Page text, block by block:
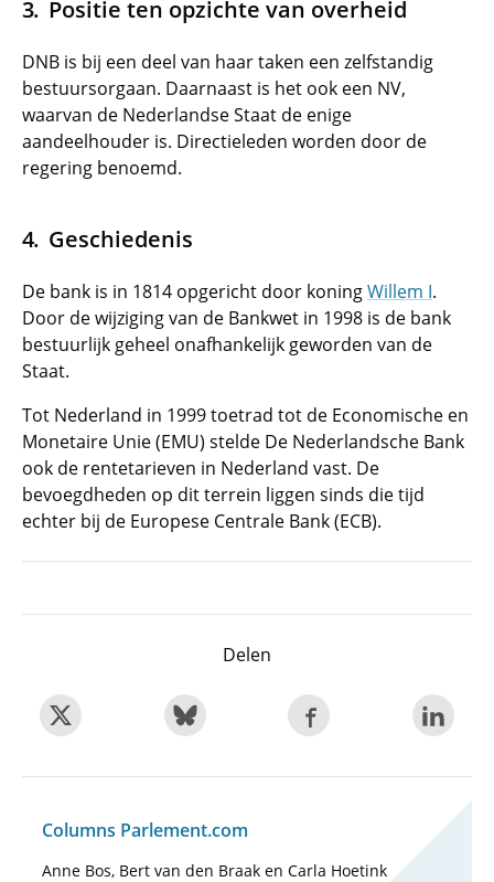
Positie ten opzichte van overheid
DNB is bij een deel van haar taken een zelfstandig
bestuursorgaan. Daarnaast is het ook een NV,
waarvan de Nederlandse Staat de enige
aandeelhouder is. Directieleden worden door de
regering benoemd.
Geschiedenis
De bank is in 1814 opgericht door koningWillem I.
Door de wijziging van de Bankwet in 1998 is de bank
bestuurlijk geheel onafhankelijk geworden van de
Staat.
Tot Nederland in 1999 toetrad tot de Economische en
Monetaire Unie (EMU) stelde De Nederlandsche Bank
ook de rentetarieven in Nederland vast. De
bevoegdheden op dit terrein liggen sinds die tijd
echter bij de Europese Centrale Bank (ECB).
Delen
Columns Parlement.com
Anne Bos, Bert van den Braak en Carla Hoetink